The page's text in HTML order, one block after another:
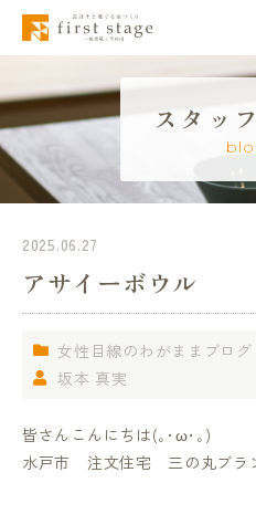
スタッ
2025.06.27
アサイーボウル
女性目線のわがままブログ
坂本 真実
皆さんこんにちは(｡･ω･｡)
水戸市 注文住宅 三の丸ブラ